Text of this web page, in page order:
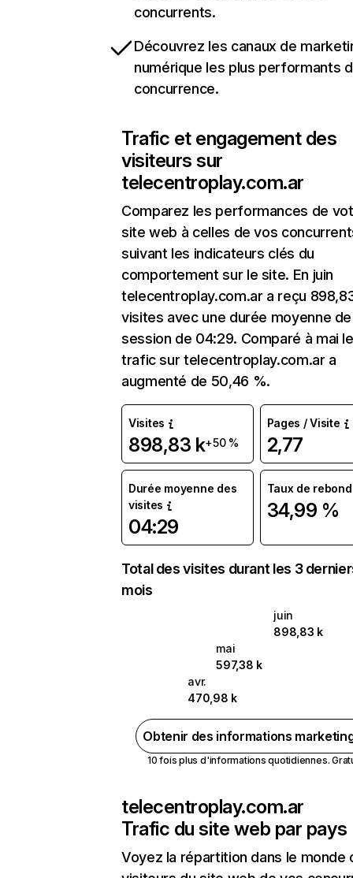
concurrents.
Découvrez les canaux de
numérique les plus performants
concurrence.
Trafic et engagement des
visiteurs sur
telecentroplay.com.ar
Comparez les performances de
site web à celles de vos
suivant les indicateurs clés du
comportement sur le site. En juin
telecentroplay.com.ar a reçu
visites avec une durée moyenne
session de 04:29. Comparé à mai le
trafic sur telecentroplay.com.ar a
augmenté de 50,46 %.
Visites
898,83 k+50 %
Pages / Visite
2,77
Durée moyenne des
visites
04:29
Taux de rebond
34,99 %
Total des visites durant les 3
mois
juin
898,83 k
mai
597,38 k
avr.
470,98 k
Obtenir des informations
10 fois plus d'informations quotidiennes.
telecentroplay.com.ar
Trafic du site web par pays
Voyez la répartition dans le monde